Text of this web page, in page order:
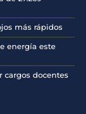
más rápidos
energía este
cargos docentes